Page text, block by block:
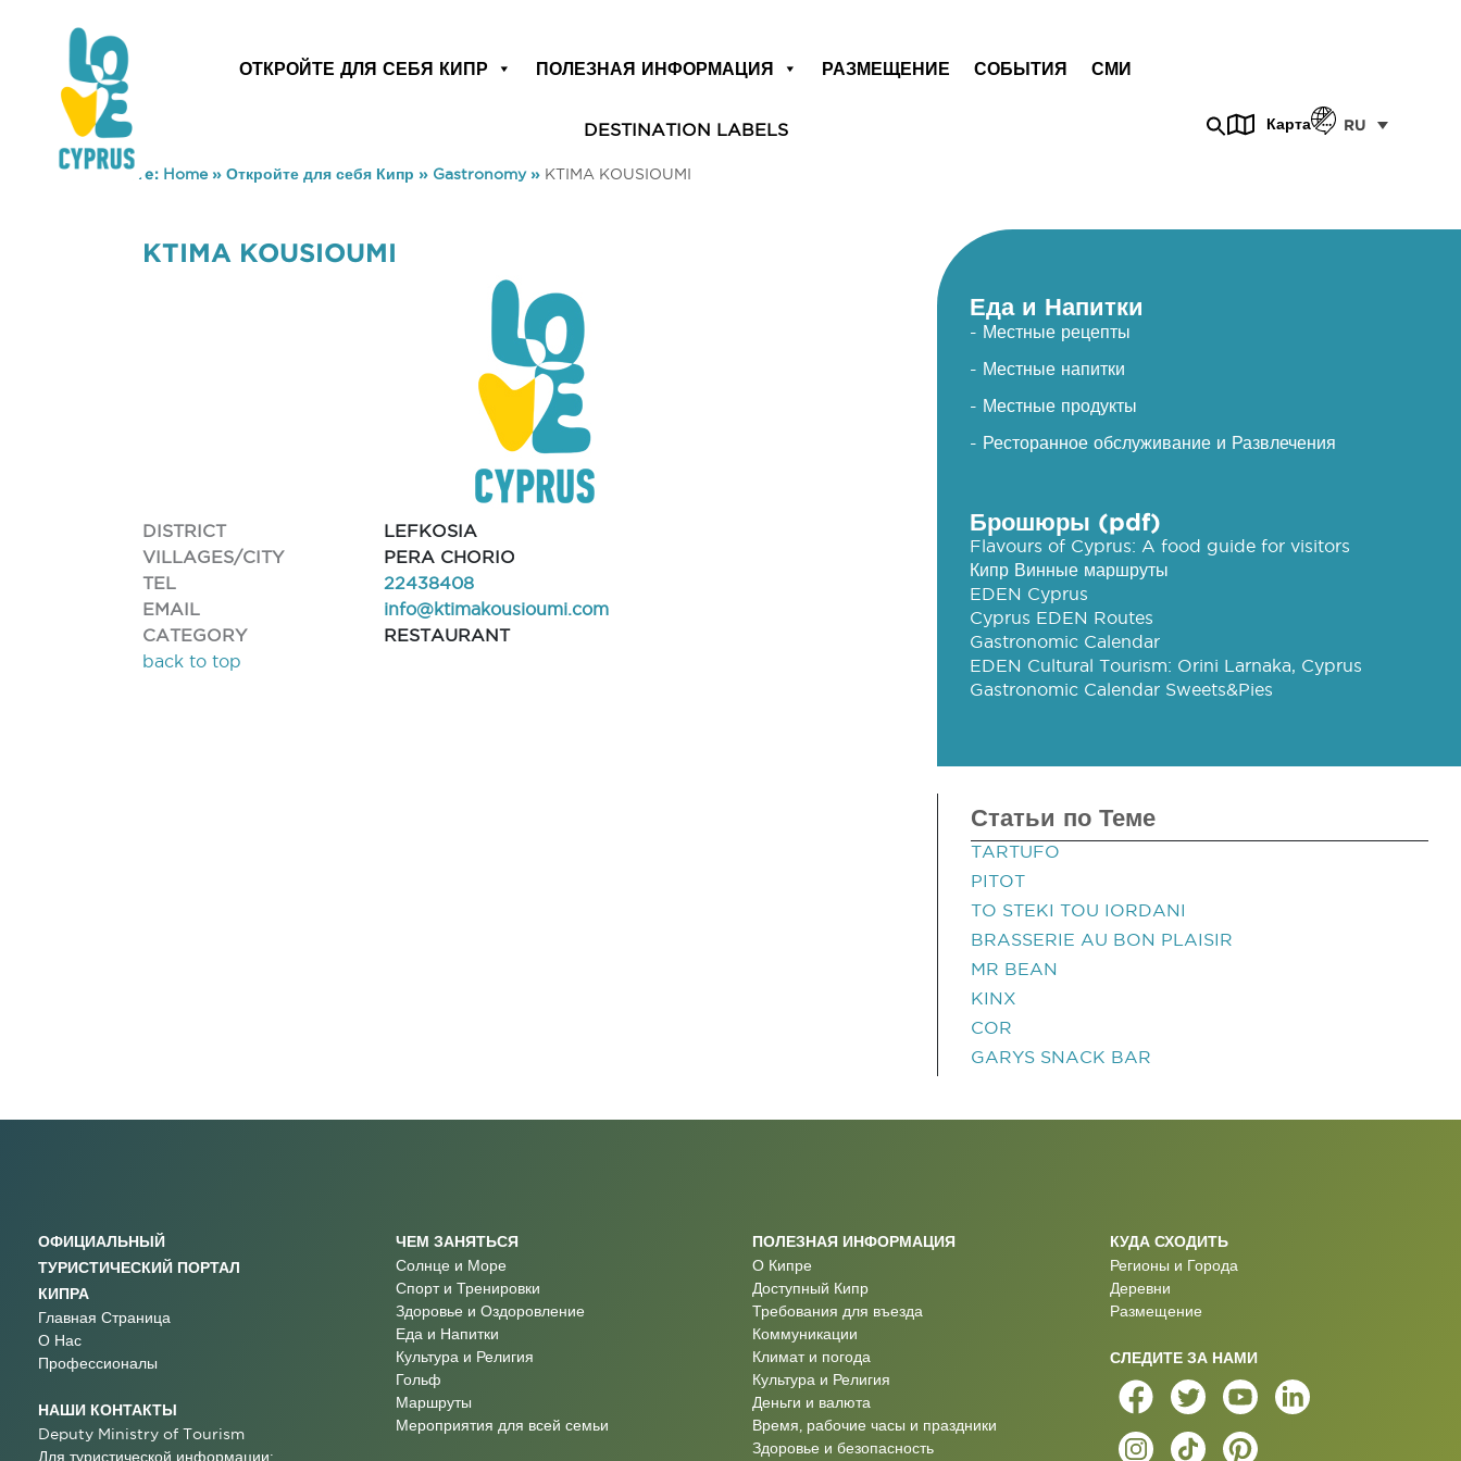
ОТКРОЙТЕ ДЛЯ СЕБЯ КИПР ПОЛЕЗНАЯ ИНФОРМАЦИЯ РАЗМЕЩЕНИЕ СОБЫТИЯ СМИ
DESTINATION LABELS Карта RU
You are here: Home» Откройте для себя Кипр » Gastronomy» KTIMA KOUSIOUMI
KTIMA KOUSIOUMI
DISTRICT
LEFKOSIA
VILLAGES/CITY
PERA CHORIO
TEL
22438408
EMAIL
info@ktimakousioumi.com
CATEGORY
RESTAURANT
back to top
Еда и Напитки
- Местные рецепты
- Местные напитки
- Местные продукты
- Ресторанное обслуживание и Развлечения
Брошюры (pdf)
Flavours of Cyprus: A food guide for visitors
Кипр Винные маршруты
EDEN Cyprus
Cyprus EDEN Routes
Gastronomic Calendar
EDEN Cultural Tourism: Orini Larnaka, Cyprus
Gastronomic Calendar Sweets&Pies
Статьи по Теме
TARTUFO
PITOT
TO STEKI TOU IORDANI
BRASSERIE AU BON PLAISIR
MR BEAN
KINX
COR
GARYS SNACK BAR
ОФИЦИАЛЬНЫЙ
ТУРИСТИЧЕСКИЙ ПОРТАЛ
КИПРА
Главная Страница
О Нас
Профессионалы
НАШИ КОНТАКТЫ
Deputy Ministry of Tourism
Для туристической информации:
ЧЕМ ЗАНЯТЬСЯ
Солнце и Море
Спорт и Тренировки
Здоровье и Оздоровление
Еда и Напитки
Культура и Религия
Гольф
Маршруты
Мероприятия для всей семьи
ПОЛЕЗНАЯ ИНФОРМАЦИЯ
О Кипре
Доступный Кипр
Требования для въезда
Коммуникации
Климат и погода
Культура и Религия
Деньги и валюта
Время, рабочие часы и праздники
Здоровье и безопасность
КУДА СХОДИТЬ
Регионы и Города
Деревни
Размещение
СЛЕДИТЕ ЗА НАМИ